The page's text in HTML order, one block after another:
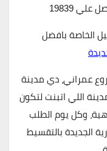
الخاصة بافضل
عمراني، دي مدينة
اللي اتبنت لتكون
وكل يوم الطلب
الجديدة بالتقسيط